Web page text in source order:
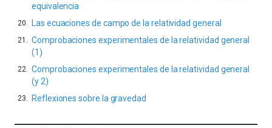
equivalencia
Las ecuaciones de campo de la relatividad general
Comprobaciones experimentales de la relatividad general
(1)
Comprobaciones experimentales de la relatividad general
(y 2)
Reflexiones sobre la gravedad